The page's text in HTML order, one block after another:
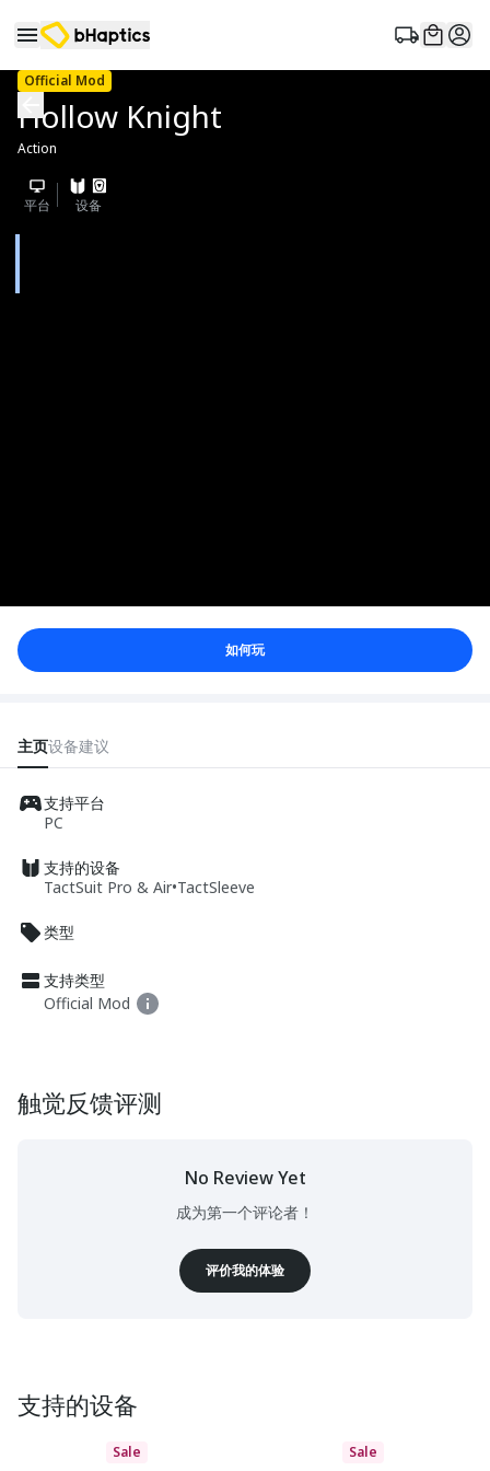
Official Mod
Hollow Knight
Action
平台 设备
如何玩
主页设备建议
支持平台
PC
支持的设备
TactSuit Pro & Air•TactSleeve
类型
支持类型
Official Mod
触觉反馈评测
No Review Yet
成为第一个评论者！
评价我的体验
支持的设备
Sale Sale